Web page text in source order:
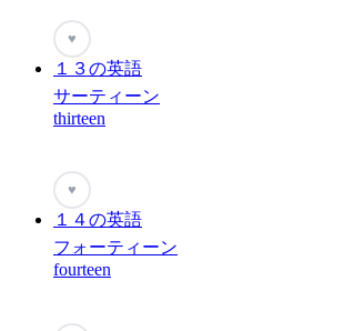
♥
１３の英語
サーティーン
thirteen
♥
１４の英語
フォーティーン
fourteen